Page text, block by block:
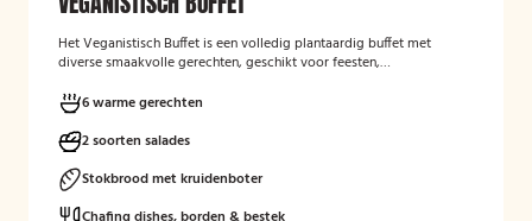
HetVeganistisch Buffet is een volledig plantaardig buffet met
diverse smaakvolle gerechten, geschikt voor feesten,
gevarieerde keuze zonder dierlijke producten en sluit aan bij gasten
die bewust of veganistisch eten.
6 warme gerechten
2 soorten salades
Stokbrood met kruidenboter